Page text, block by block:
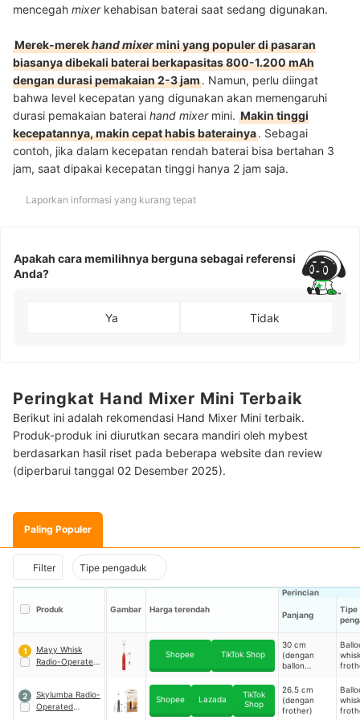
mencegah mixer kehabisan baterai saat sedang digunakan.
Merek-merekhand mixerminiyang populer di pasaran
biasanya dibekali baterai berkapasitas 800-1.200 mAh
dengan durasi pemakaian 2-3 jam. Namun, perlu diingat
bahwa level kecepatan yang digunakan akan memengaruhi
durasi pemakaian baterai hand mixer mini. Makin tinggi
kecepatannya, makin cepat habis baterainya. Sebagai
contoh, jika dalam kecepatan rendah baterai bisa bertahan 3
jam, saat dipakai kecepatan tinggi hanya 2 jam saja.
Laporkan informasi yang kurang tepat
Apakah cara memilihnya berguna sebagai referensi
Anda?
Ya Tidak
Peringkat Hand Mixer Mini Terbaik
Berikut ini adalah rekomendasi Hand Mixer Mini terbaik.
Produk-produk ini diurutkan secara mandiri oleh mybest
berdasarkan hasil riset pada beberapa website dan review
(diperbarui tanggal 02 Desember 2025).
Paling Populer
Filter Tipe pengaduk
Produk Gambar Harga terendah
Perincian
Panjang
Tipe
1
Mayy Whisk
Radio-Operated
Shopee TikTok Shop
30 cm
(dengan
ballon
cm (dengan
frother)
2
Skylumba Radio-
Operated
Shopee Lazada
TikTok
Shop
26.5 cm
(dengan
frother)